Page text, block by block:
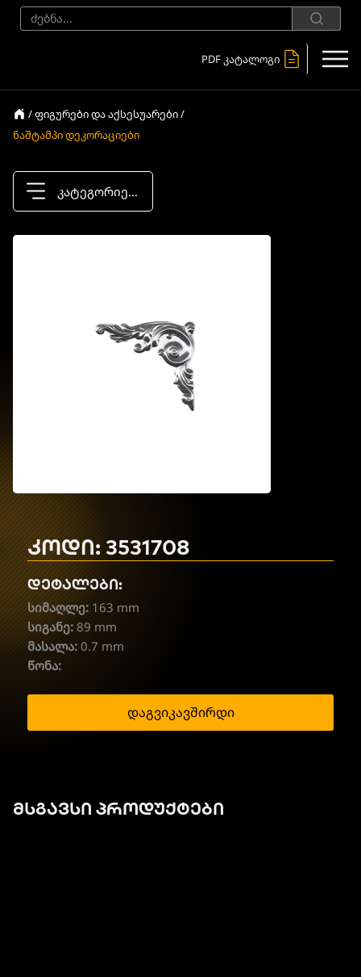
PDF კატალოგი
/ ფიგურები და აქსესუარები /
ნაშტამპი დეკორაციები
კატეგორიები
კოდი: 3531708
დეტალები:
სიმაღლე: 163 mm
სიგანე: 89 mm
მასალა: 0.7 mm
წონა:
დაგვიკავშირდი
მსგავსი პროდუქტები